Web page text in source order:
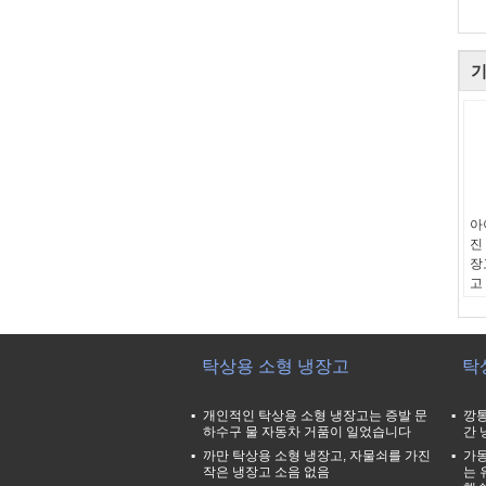
아
진
장
고
무
순
탁상용 소형 냉장고
개인적인 탁상용 소형 냉장고는 증발 문
하수구 물 자동차 거품이 일었습니다
까만 탁상용 소형 냉장고, 자물쇠를 가진
작은 냉장고 소음 없음
탁
깡
간
가
는